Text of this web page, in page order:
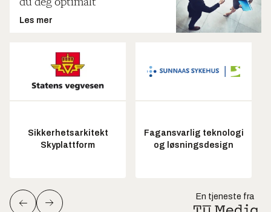
du deg optimalt
Les mer
Sikkerhetsarkitekt
Skyplattform
Fagansvarlig teknologi
og løsningsdesign
En tjeneste fra